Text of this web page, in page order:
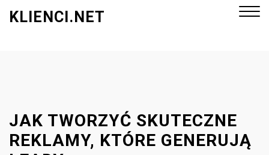
KLIENCI.NET
JAK TWORZYĆ SKUTECZNE
REKLAMY, KTÓRE GENERUJĄ